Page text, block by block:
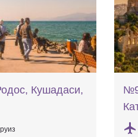
номер телефона
и сделает
15 минут
Кушадаси,